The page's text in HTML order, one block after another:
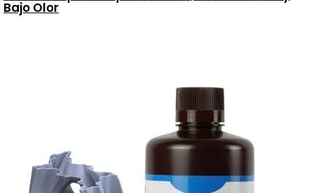
Bajo Olor